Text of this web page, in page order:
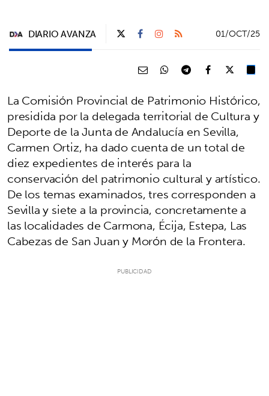
DIARIO AVANZA 01/OCT/25
La Comisión Provincial de Patrimonio Histórico,
presidida por la delegada territorial de Cultura y
Deporte de la Junta de Andalucía en Sevilla,
Carmen Ortiz, ha dado cuenta de un total de
diez expedientes de interés para la
conservación del patrimonio cultural y artístico.
De los temas examinados, tres corresponden a
Sevilla y siete a la provincia, concretamente a
las localidades de Carmona, Écija, Estepa, Las
Cabezas de San Juan y Morón de la Frontera.